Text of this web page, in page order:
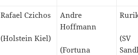
Rafael Czichos
(Holstein Kiel)
Andre
Hoffmann
(Fortuna
(SV